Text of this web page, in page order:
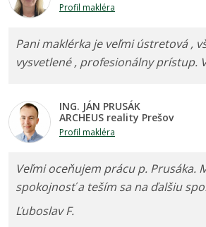
Profil makléra
Pani maklérka je veľmi ústretová ,
vysvetlené , profesionálny prístup.
ING. JÁN PRUSÁK
ARCHEUS reality Prešov
Profil makléra
Veľmi oceňujem prácu p. Prusáka.
spokojnosť a teším sa na ďalšiu
Ľuboslav F.